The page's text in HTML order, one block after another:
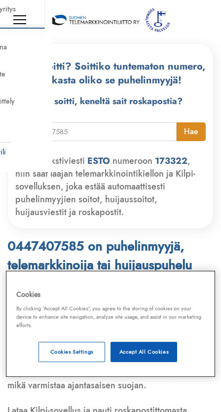
Kuka soitti? Soittiko tuntematon numero,
tarkasta oliko se puhelinmyyjä!
Kuka soitti, keneltä sait roskapostia?
Hae
Lähetä tekstiviesti ESTO numeroon 173322,
niin saat laajan telemarkkinointikiellon ja Kilpi-
sovelluksen, joka estää automaattisesti
puhelinmyyjien soitot, huijaussoitot,
huijausviestit ja roskapostit.
0447407585 on puhelinmyyjä,
telemarkkinoija tai huijauspuhelu
Puhelinnumero
Telemarkkinointiliiton jaKilpi-sovelluksen
tietokannasta, joka kattaa satoja tuhansia
Lisäksi tunnistamme automaattisesti, jos kyseessä on
puhelinhuijarin numero, sähköpostiosoitetai
huijausviesti. Tietokantaamme päivitetään jatkuvasti,
mikä varmistaa ajantasaisen suojan.
Cookies
By clicking “Accept All Cookies”, you agree to the storing of cookies on your
device to enhance site navigation, analyze site usage, and assist in our marketing
efforts.
Accept All Cookies
Cookies Settings